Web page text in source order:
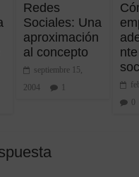
Redes
Sociales: Una
aproximación
al concepto
septiembre 15,
2004
0